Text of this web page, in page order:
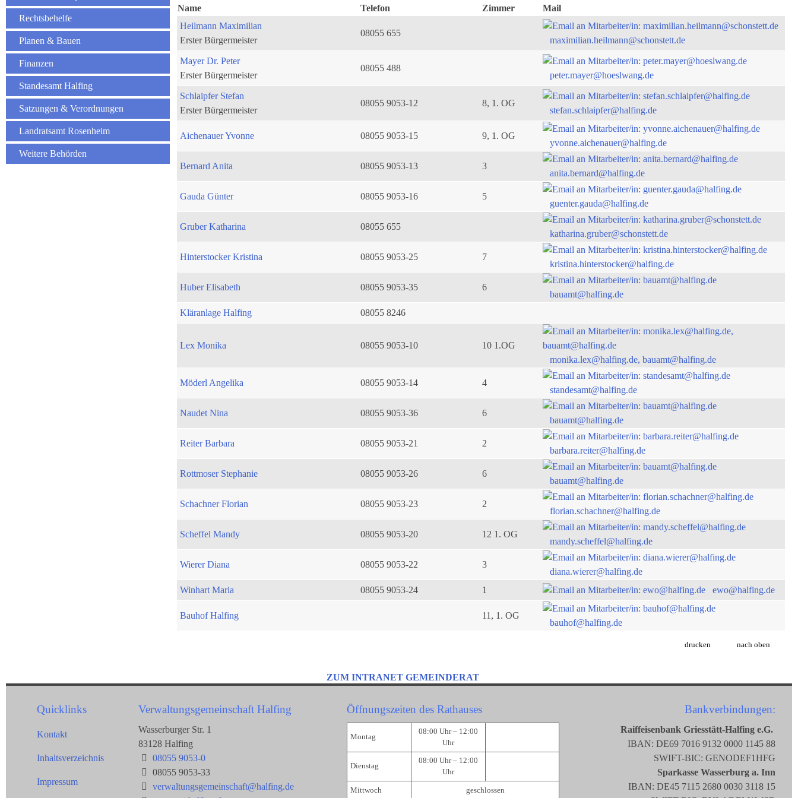
Rechtsbehelfe
Planen & Bauen
Finanzen
Standesamt Halfing
Satzungen & Verordnungen
Landratsamt Rosenheim
Weitere Behörden
Name
Telefon Zimmer
Mail
Heilmann Maximilian
Erster Bürgermeister
08055 655
maximilian.heilmann@schonstett.de
Mayer Dr. Peter
Erster Bürgermeister
08055 488
peter.mayer@hoeslwang.de
Schlaipfer Stefan
Erster Bürgermeister
08055 9053-12 8, 1. OG
stefan.schlaipfer@halfing.de
Aichenauer Yvonne 08055 9053-15 9, 1. OG
yvonne.aichenauer@halfing.de
Bernard Anita 08055 9053-13 3
anita.bernard@halfing.de
Gauda Günter 08055 9053-16 5
guenter.gauda@halfing.de
Gruber Katharina 08055 655
katharina.gruber@schonstett.de
Hinterstocker Kristina 08055 9053-25 7
kristina.hinterstocker@halfing.de
Huber Elisabeth 08055 9053-35 6
bauamt@halfing.de
Kläranlage Halfing
08055 8246
Lex Monika 08055 9053-10
10 1.OG
monika.lex@halfing.de, bauamt@halfing.de
Möderl Angelika 08055 9053-14 4
standesamt@halfing.de
Naudet Nina 08055 9053-36 6
bauamt@halfing.de
Reiter Barbara 08055 9053-21 2
barbara.reiter@halfing.de
Rottmoser Stephanie 08055 9053-26 6
bauamt@halfing.de
Schachner Florian 08055 9053-23 2
florian.schachner@halfing.de
Scheffel Mandy 08055 9053-20 12 1. OG
mandy.scheffel@halfing.de
Wierer Diana 08055 9053-22 3
diana.wierer@halfing.de
Winhart Maria
08055 9053-24 1 ewo@halfing.de
Bauhof Halfing 11, 1. OG
bauhof@halfing.de
drucken nach oben
ZUM INTRANET GEMEINDERAT
Quicklinks
Kontakt
Inhaltsverzeichnis
Impressum
Verwaltungsgemeinschaft Halfing
Wasserburger Str. 1
83128 Halfing
08055 9053-0
08055 9053-33
verwaltungsgemeinschaft@halfing.de
Öffnungszeiten des Rathauses
Montag
08:00 Uhr – 12:00
Uhr
Dienstag
08:00 Uhr – 12:00
Uhr
Mittwoch geschlossen
Bankverbindungen:
Raiffeisenbank Griesstätt-Halfing e.G.
IBAN: DE69 7016 9132 0000 1145 88
SWIFT-BIC: GENODEF1HFG
Sparkasse Wasserburg a. Inn
IBAN: DE45 7115 2680 0030 3118 15